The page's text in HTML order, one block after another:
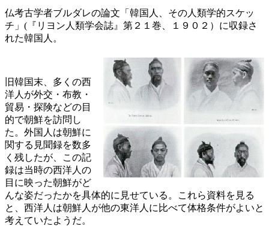
仏考古学者ブルダレの論文「韓国人、その人類学的スケッ
チ」(『リヨン人類学会誌』第２１巻、１９０２）に収録さ
れた韓国人。
旧韓国末、多くの西
洋人が外交・布教・
貿易・探険などの目
的で朝鮮を訪問し
た。外国人は朝鮮に
関する見聞録を数多
く残したが、この記
録は当時の西洋人の
目に映った朝鮮がど
んな姿だったかを具体的に見せている。これら資料を見る
と、西洋人は朝鮮人が他の東洋人に比べて体格条件がよいと
考えていたようだ。